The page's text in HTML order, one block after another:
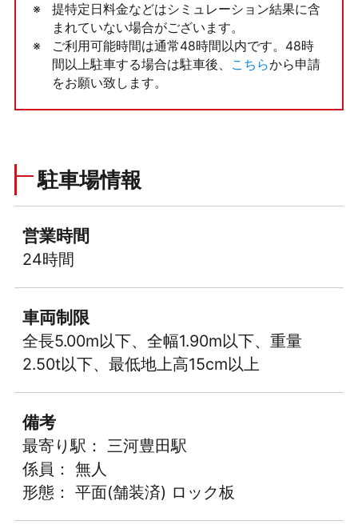
提特定日料金などはシミュレーション結果に含
まれていない場合がございます。
ご利用可能時間は通常48時間以内です。48時
間以上駐車する場合は駐車後、
こちらから申請
をお願い致します。
駐車場情報
営業時間
24時間
車両制限
全長5.00m以下、全幅1.90m以下、重量
2.50t以下、最低地上高15cm以上
備考
最寄り駅： 三河豊田駅
係員： 無人
形態： 平面(舗装済) ロック板